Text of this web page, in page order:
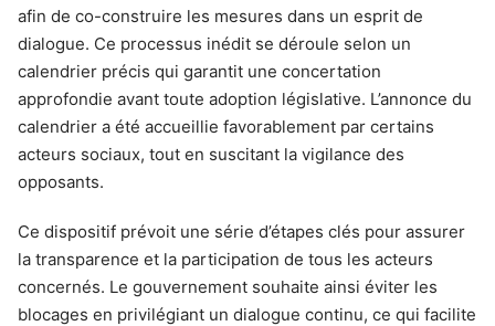
afin de co-construire les mesures dans un esprit de
dialogue. Ce processus inédit se déroule selon un
calendrier précis qui garantit une concertation
approfondie avant toute adoption législative. L’annonce du
calendrier a été accueillie favorablement par certains
acteurs sociaux, tout en suscitant la vigilance des
opposants.
Ce dispositif prévoit une série d’étapes clés pour assurer
la transparence et la participation de tous les acteurs
concernés. Le gouvernement souhaite ainsi éviter les
blocages en privilégiant un dialogue continu, ce qui facilite